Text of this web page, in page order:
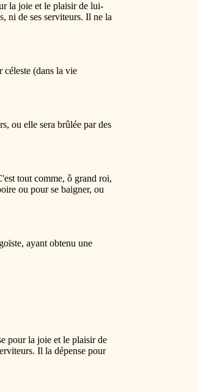
la joie et le plaisir de lui-
ni de ses serviteurs. Il ne la
(dans la vie
ou elle sera brûlée par des
tout comme, ô grand roi,
ou pour se baigner, ou
ayant obtenu une
pour la joie et le plaisir de
Il la dépense pour